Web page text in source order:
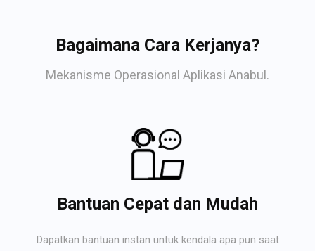
Bagaimana Cara Kerjanya?
Mekanisme Operasional Aplikasi Anabul.
Bantuan Cepat dan Mudah
Dapatkan bantuan instan untuk kendala apa pun saat